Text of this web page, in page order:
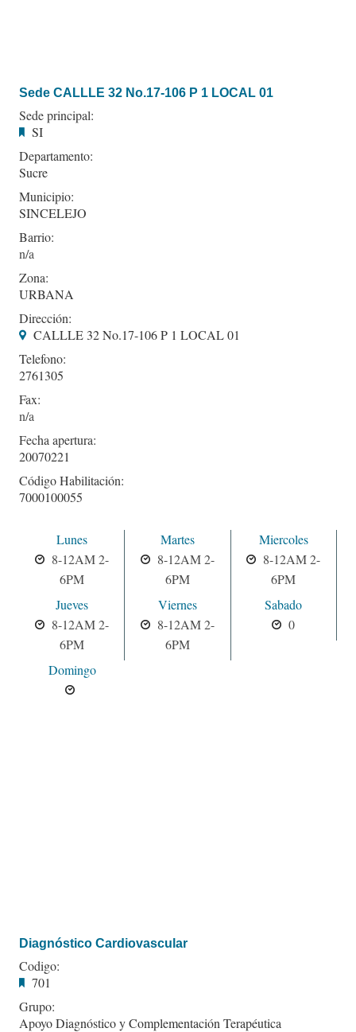
Sede CALLLE 32 No.17-106 P 1 LOCAL 01
Sede principal:
SI
Departamento:
Sucre
Municipio:
SINCELEJO
Barrio:
Zona:
URBANA
Dirección:
CALLLE 32 No.17-106 P 1 LOCAL 01
Telefono:
2761305
Fax:
Fecha apertura:
20070221
Código Habilitación:
7000100055
Lunes
8-12AM 2-
6PM
Martes
8-12AM 2-
6PM
Miercoles
8-12AM 2-
6PM
Jueves
8-12AM 2-
6PM
Viernes
8-12AM 2-
6PM
Sabado
0
Domingo
Diagnóstico Cardiovascular
Codigo:
701
Grupo:
Apoyo Diagnóstico y Complementación Terapéutica